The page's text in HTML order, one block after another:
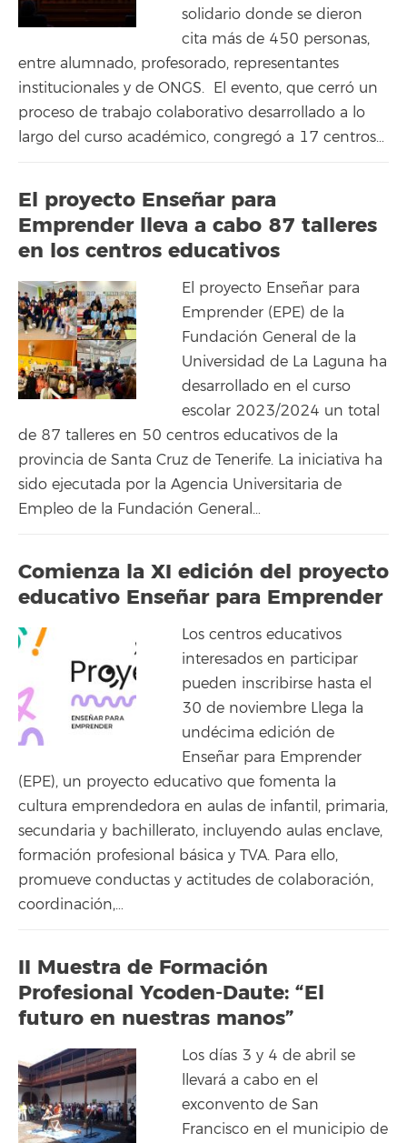
solidario donde se dieron
cita más de 450 personas,
entre alumnado, profesorado, representantes
institucionales y de ONG´S. El evento, que cerró un
proceso de trabajo colaborativo desarrollado a lo
largo del curso académico, congregó a 17 centros…
El proyecto Enseñar para
Emprender lleva a cabo 87 talleres
en los centros educativos
El proyecto Enseñar para
Emprender (EPE) de la
Fundación General de la
Universidad de La Laguna ha
desarrollado en el curso
escolar 2023/2024 un total
de 87 talleres en 50 centros educativos de la
provincia de Santa Cruz de Tenerife. La iniciativa ha
sido ejecutada por la Agencia Universitaria de
Empleo de la Fundación General…
Comienza la XI edición del proyecto
educativo Enseñar para Emprender
Los centros educativos
interesados en participar
pueden inscribirse hasta el
30 de noviembre Llega la
undécima edición de
Enseñar para Emprender
(EPE), un proyecto educativo que fomenta la
cultura emprendedora en aulas de infantil, primaria,
secundaria y bachillerato, incluyendo aulas enclave,
formación profesional básica y TVA. Para ello,
promueve conductas y actitudes de colaboración,
coordinación,…
II Muestra de Formación
Profesional Ycoden-Daute: “El
futuro en nuestras manos”
Los días 3 y 4 de abril se
llevará a cabo en el
exconvento de San
Francisco en el municipio de